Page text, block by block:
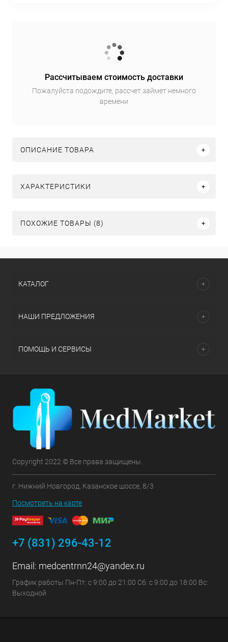
Рассчитываем стоимость доставки
Пожалуйста подождите, рассчет займет немного
времени
ОПИСАНИЕ ТОВАРА
ХАРАКТЕРИСТИКИ
ПОХОЖИЕ ТОВАРЫ (8)
КАТАЛОГ
НАШИ ПРЕДЛОЖЕНИЯ
ПОМОЩЬ И СЕРВИСЫ
Copyright 2022 © Все права защищены.
г. Нижний Новгород, Казанское шоссе, 8/3
Посмотреть на карте
+7 (831) 296-43-12
Email: medcentrnn24@yandex.ru
График работы Пн-Пт: с 9:00 до 21:00 Сб: с 9:00 до 18:00 Вс:
Выходной